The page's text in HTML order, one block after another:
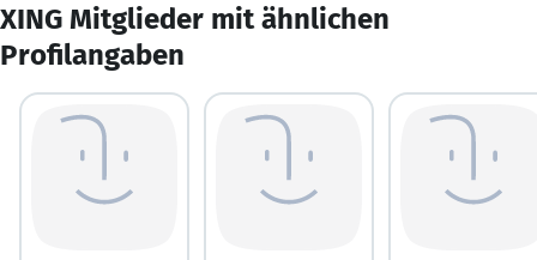
XING Mitglieder mit ähnlichen
Profilangaben